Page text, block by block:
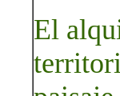
El